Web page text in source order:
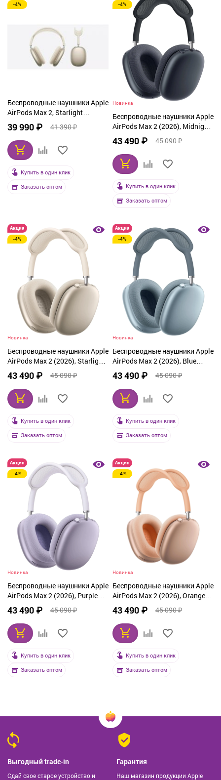
-4%
Беспроводные наушники Apple
AirPods Max 2, Starlight
(золотой)
39 990 ₽ 41 390 ₽
Купить в один клик
Заказать оптом
-4%
Новинка
Беспроводные наушники Apple
AirPods Max 2 (2026), Midnight
MHWK4
43 490 ₽ 45 090 ₽
Купить в один клик
Заказать оптом
Акция
-4%
Новинка
Беспроводные наушники Apple
AirPods Max 2 (2026), Starlight
MHWL4
43 490 ₽ 45 090 ₽
Купить в один клик
Заказать оптом
Акция
-4%
Новинка
Беспроводные наушники Apple
AirPods Max 2 (2026), Blue
MHWM4
43 490 ₽ 45 090 ₽
Купить в один клик
Заказать оптом
Акция
-4%
Новинка
Беспроводные наушники Apple
AirPods Max 2 (2026), Purple
MHWP4
43 490 ₽ 45 090 ₽
Купить в один клик
Заказать оптом
Акция
-4%
Новинка
Беспроводные наушники Apple
AirPods Max 2 (2026), Orange
MHWN4
43 490 ₽ 45 090 ₽
Купить в один клик
Заказать оптом
Выгодный trade-in
Сдай свое старое устройство и
Гарантия
Наш магазин продукции Apple